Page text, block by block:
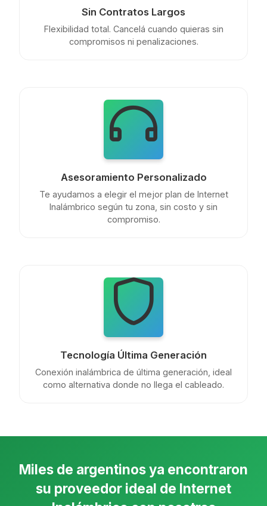
Sin Contratos Largos
Flexibilidad total. Cancelá cuando quieras sin
compromisos ni penalizaciones.
Asesoramiento Personalizado
Te ayudamos a elegir el mejor plan de Internet
Inalámbrico según tu zona, sin costo y sin
compromiso.
Tecnología Última Generación
Conexión inalámbrica de última generación, ideal
como alternativa donde no llega el cableado.
Miles de argentinos ya encontraron
su proveedor ideal de Internet